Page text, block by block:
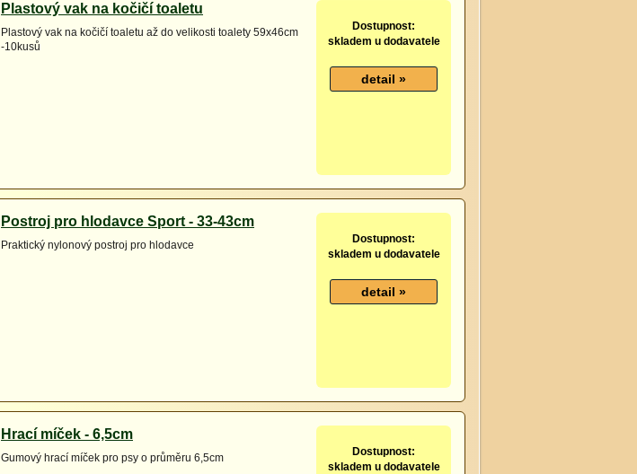
Plastový vak na kočičí toaletu
Plastový vak na kočičí toaletu až do velikosti toalety 59x46cm
-10kusů
Dostupnost:
skladem u dodavatele
Postroj pro hlodavce Sport - 33-43cm
Praktický nylonový postroj pro hlodavce
Dostupnost:
skladem u dodavatele
Hrací míček - 6,5cm
Gumový hrací míček pro psy o průměru 6,5cm
Dostupnost:
skladem u dodavatele